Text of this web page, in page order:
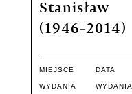
Stanisław
(1946-2014)
MIEJSCE
WYDANIA
DATA
WYDANIA